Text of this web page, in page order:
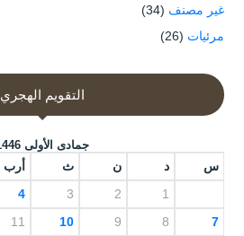
غير مصنف (34)
مرئيات (26)
التقويم الهجري
جمادى الأولى 1446
س د ن ث أرب
1
2
3
4
7
8
9
10
11